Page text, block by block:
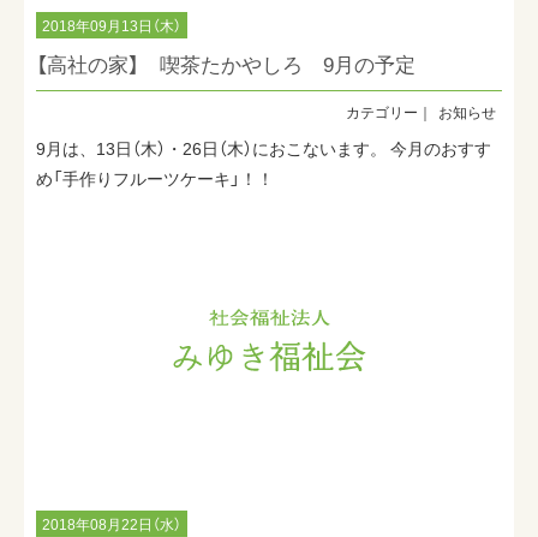
2018年09月13日（木）
【高社の家】 喫茶たかやしろ 9月の予定
お知らせ
9月は、13日（木）・26日（木）におこないます。 今月のおすす
め「手作りフルーツケーキ」！！
2018年08月22日（水）